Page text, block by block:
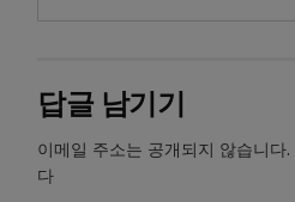
답글 남기기
이메일 주소는 공개되지 않습니다.
다